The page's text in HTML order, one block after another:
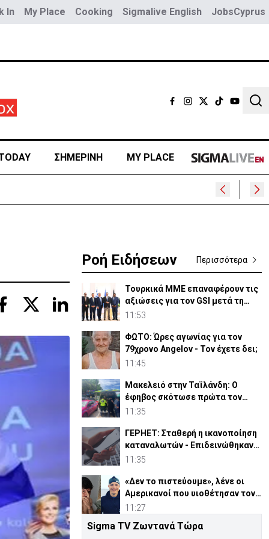
In My Place Cooking Sigmalive English JobsCyprus
ΣΗΜΕΡΙΝΗ MY PLACE
Ροή Ειδήσεων Περισσότερα
Τουρκικά ΜΜΕ επαναφέρουν τις
αξιώσεις για τον GSI μετά τη
συμφωνία Meridiam
11:53
ΦΩΤΟ: Ώρες αγωνίας για τον
79χρονο Angelov - Τον έχετε δει;
11:45
Μακελειό στην Ταϊλάνδη: Ο
έφηβος σκότωσε πρώτα τον
παππού και τη γιαγιά του
11:35
ΓΕΡΗΕΤ: Σταθερή η ικανοποίηση
καταναλωτών - Επιδεινώθηκαν
οι υπηρεσίες δικτύου
11:35
«Δεν το πιστεύουμε», λένε οι
Αμερικανοί που υιοθέτησαν τον
Αφγανό στη Λέσβο
11:27
ΑΚΕΛ για διορισμούς: Παράπονα
Sigma TV Ζωντανά Τώρα